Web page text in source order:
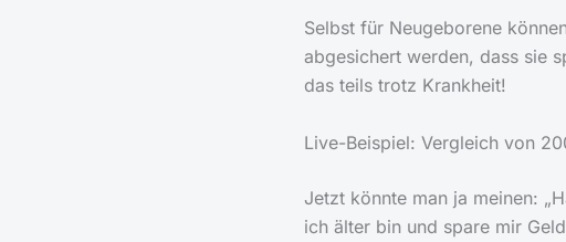
Selbst für Neugeborene
abgesichert werden, dass sie
das teils trotz Krankheit!
Live-Beispiel: Vergleich von
Jetzt könnte man ja meinen:
ich älter bin und spare mir